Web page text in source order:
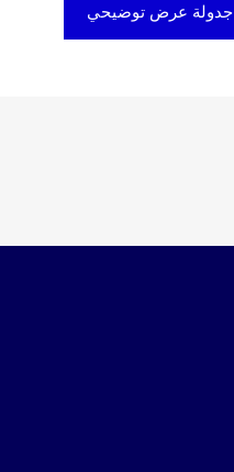
جدولة عرض توضيحي